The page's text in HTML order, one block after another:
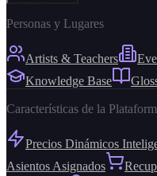
Personas y Lugares
Artists & Teachers
Knowledge Base
Características de la
Precios Dinámicos
Asientos Asignados